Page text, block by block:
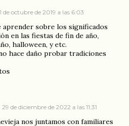
de octubre de 2019 a las 6:03
aprender sobre los significados
en las fiestas de fin de año,
halloween, y etc.
hace daño probar tradiciones
29 de diciembre de 2022 a las 11:31
nos juntamos con familiares